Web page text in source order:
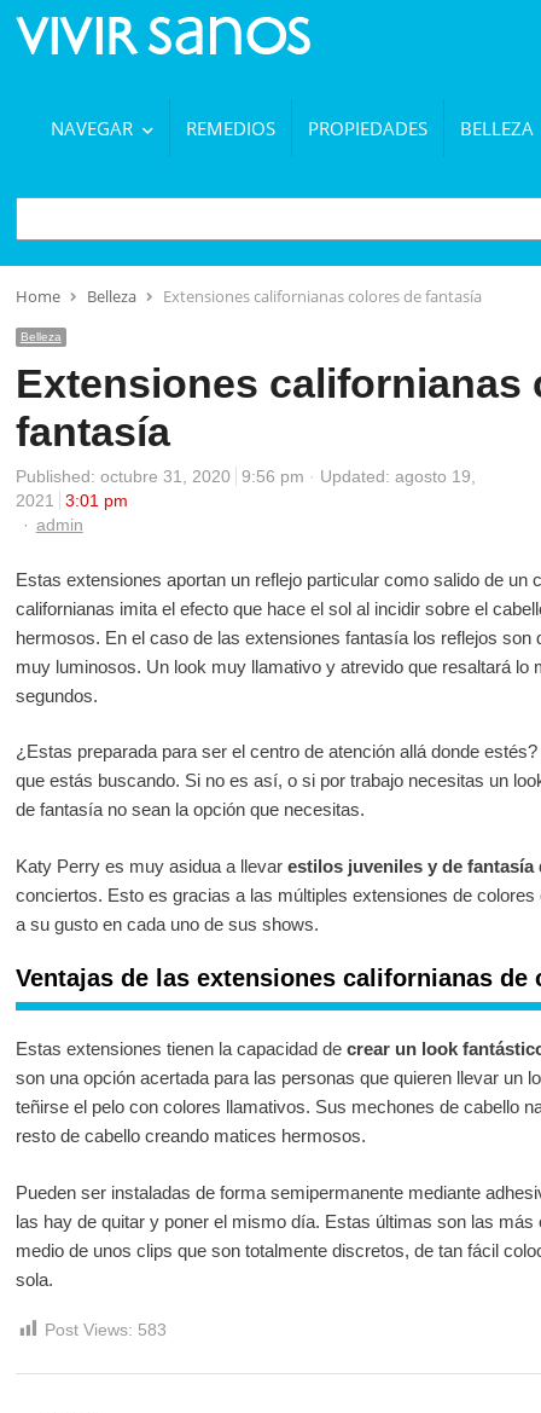
NAVEGAR REMEDIOS PROPIEDADES BELLEZA
BUSCAR
Home Belleza Extensiones californianas colores de fantasía
Belleza
Extensiones californianas
fantasía
Published: octubre 31, 2020 9:56 pm
Updated: agosto 19,
2021
3:01 pm
Author
admin
Estas extensiones aportan un reflejo particular como salido de un
californianas imita el efecto que hace el sol al incidir sobre el
hermosos. En el caso de las extensiones fantasía los reflejos
muy luminosos. Un look muy llamativo y atrevido que resaltará lo
segundos.
¿Estas preparada para ser el centro de atención allá donde
que estás buscando. Si no es así, o si por trabajo necesitas un
de fantasía no sean la opción que necesitas.
Katy Perry es muy asidua a llevar estilos juveniles y de fantasía
conciertos. Esto es gracias a las múltiples extensiones de
a su gusto en cada uno de sus shows.
Ventajas de las extensiones californianas de
Estas extensiones tienen la capacidad de crear un look
son una opción acertada para las personas que quieren llevar un
teñirse el pelo con colores llamativos. Sus mechones de cabello
resto de cabello creando matices hermosos.
Pueden ser instaladas de forma semipermanente mediante
las hay de quitar y poner el mismo día. Estas últimas son las
medio de unos clips que son totalmente discretos, de tan fácil
sola.
Post Views: 583